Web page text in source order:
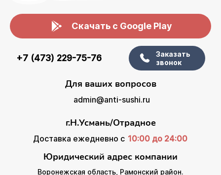
Скачать с Google Play
+7 (473) 229-75-76
Заказать
звонок
Для ваших вопросов
admin@anti-sushi.ru
г.Н.Усмань/Отрадное
Доставка ежедневно с 10:00 до 24:00
Юридический адрес компании
Воронежская область, Рамонский район.